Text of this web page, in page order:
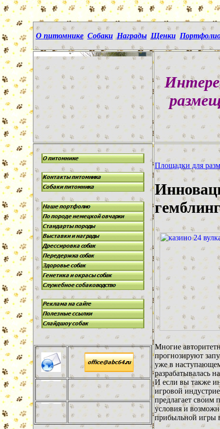
О питомнике Собаки Награды Щенки
Площадки для
Многие
прогнозируют
уже в
разрабатывалась
И если вы также
игровой
предлагает своим
условия и
прибыльной игры